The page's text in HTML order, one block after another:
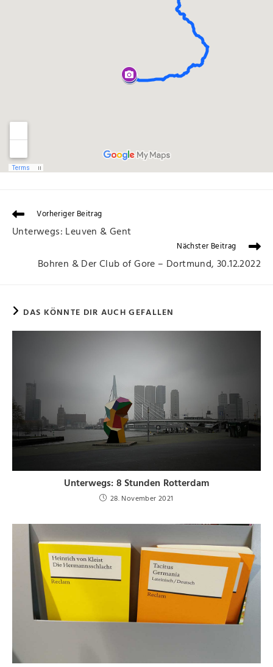
Vorheriger Beitrag
Unterwegs: Leuven & Gent
Nächster Beitrag
Bohren & Der Club of Gore – Dortmund, 30.12.2022
DAS KÖNNTE DIR AUCH GEFALLEN
Unterwegs: 8 Stunden Rotterdam
28. November 2021